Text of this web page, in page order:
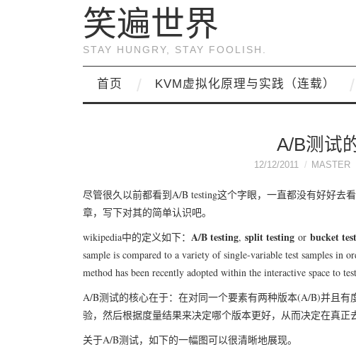
笑遍世界
STAY HUNGRY, STAY FOOLISH.
首页 KVM虚拟化原理与实践（连载）
A/B测试
12/12/2011 MASTER
尽管很久以前都看到A/B testing这个字眼，一直都没有好好去
章，写下对其的简单认识吧。
wikipedia中的定义如下： A/B testing, split testingor bucket
sample is compared to a variety of single-variable test samples in
method has been recently adopted within the interactive space to
A/B测试的核心在于：在对同一个要素有两种版本(A/B)并且
验，然后根据度量结果来决定哪个版本更好，从而决定在真正
关于A/B测试，如下的一幅图可以很清晰地展现。